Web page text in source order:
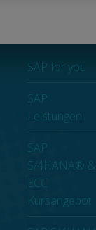
SAP for you
SAP
Leistungen
SAP
S/4HANA® &
ECC
Kursangebot